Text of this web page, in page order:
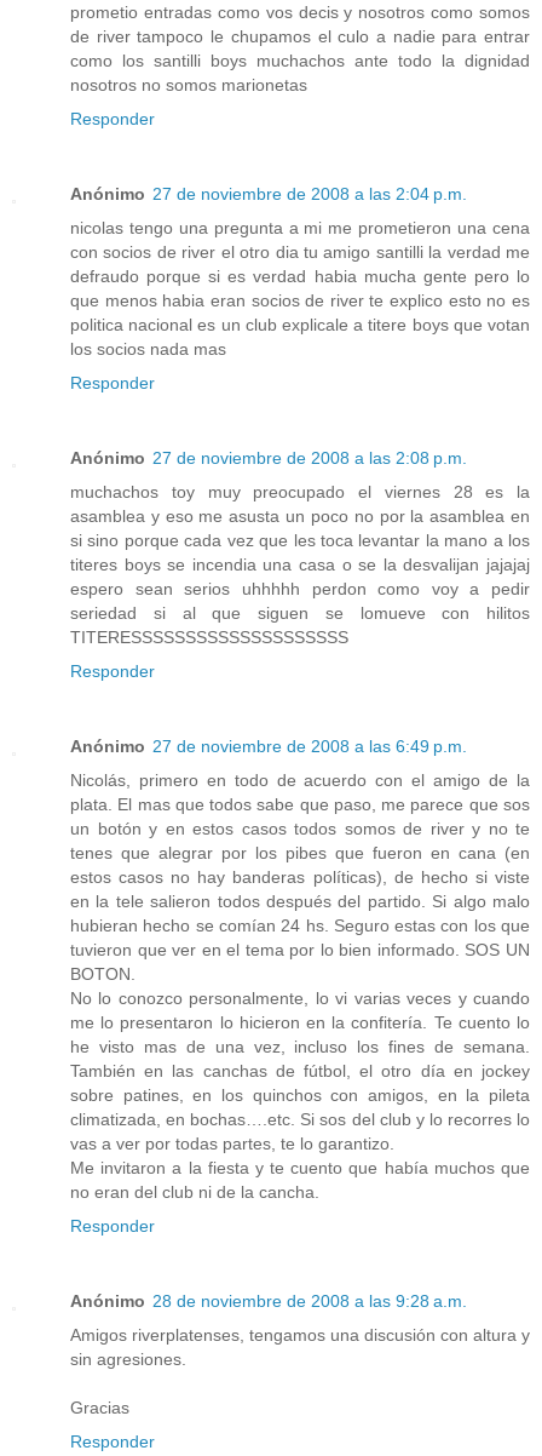
prometio entradas como vos decis y nosotros como somos
de river tampoco le chupamos el culo a nadie para entrar
como los santilli boys muchachos ante todo la dignidad
nosotros no somos marionetas
Responder
Anónimo 27 de noviembre de 2008 a las 2:04 p.m.
nicolas tengo una pregunta a mi me prometieron una cena
con socios de river el otro dia tu amigo santilli la verdad me
defraudo porque si es verdad habia mucha gente pero lo
que menos habia eran socios de river te explico esto no es
politica nacional es un club explicale a titere boys que votan
los socios nada mas
Responder
Anónimo 27 de noviembre de 2008 a las 2:08 p.m.
muchachos toy muy preocupado el viernes 28 es la
asamblea y eso me asusta un poco no por la asamblea en
si sino porque cada vez que les toca levantar la mano a los
titeres boys se incendia una casa o se la desvalijan jajajaj
espero sean serios uhhhhh perdon como voy a pedir
seriedad si al que siguen se lomueve con hilitos
TITERESSSSSSSSSSSSSSSSSSSS
Responder
Anónimo 27 de noviembre de 2008 a las 6:49 p.m.
Nicolás, primero en todo de acuerdo con el amigo de la
plata. El mas que todos sabe que paso, me parece que sos
un botón y en estos casos todos somos de river y no te
tenes que alegrar por los pibes que fueron en cana (en
estos casos no hay banderas políticas), de hecho si viste
en la tele salieron todos después del partido. Si algo malo
hubieran hecho se comían 24 hs. Seguro estas con los que
tuvieron que ver en el tema por lo bien informado. SOS UN
BOTON.
No lo conozco personalmente, lo vi varias veces y cuando
me lo presentaron lo hicieron en la confitería. Te cuento lo
he visto mas de una vez, incluso los fines de semana.
También en las canchas de fútbol, el otro día en jockey
sobre patines, en los quinchos con amigos, en la pileta
climatizada, en bochas….etc. Si sos del club y lo recorres lo
vas a ver por todas partes, te lo garantizo.
Me invitaron a la fiesta y te cuento que había muchos que
no eran del club ni de la cancha.
Responder
Anónimo 28 de noviembre de 2008 a las 9:28 a.m.
Amigos riverplatenses, tengamos una discusión con altura y
sin agresiones.
Gracias
Responder